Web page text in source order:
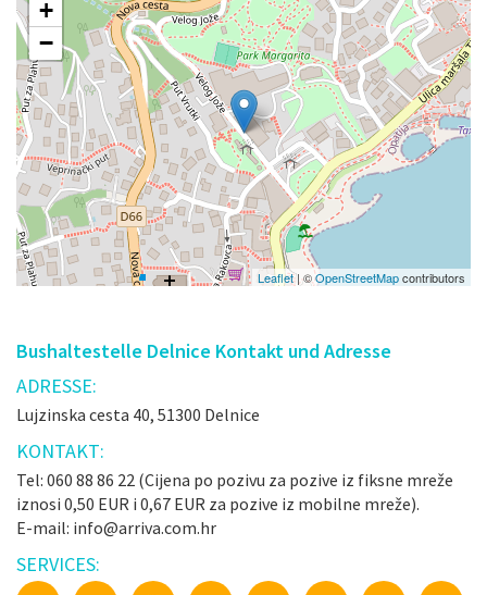
+
−
Leaflet| ©OpenStreetMapcontributors
Bushaltestelle Delnice Kontakt und Adresse
ADRESSE:
Lujzinska cesta 40, 51300 Delnice
KONTAKT:
Tel: 060 88 86 22 (Cijena po pozivu za pozive iz fiksne mreže
iznosi 0,50 EUR i 0,67 EUR za pozive iz mobilne mreže).
E-mail: info@arriva.com.hr
SERVICES: